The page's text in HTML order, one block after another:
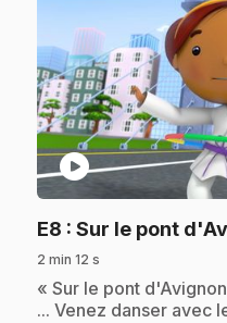
play_circle
E8 : Sur le pont
2 min 12 s
.« Sur le pont
... Venez danser avec